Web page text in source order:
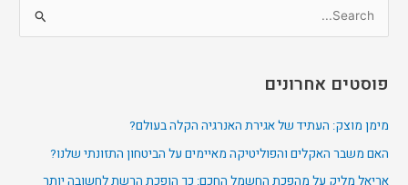
e
rפוסטים אחרונים
מימן מוצק: העתיד של אגירת האנרגיה הקלה בעולם?
האם משבר האקלים והפוליטיקה מאיימים על הביטחון התזונתי שלנו?